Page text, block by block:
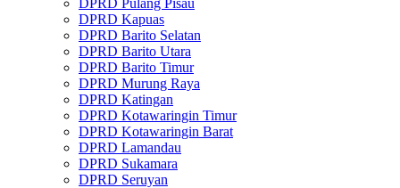
DPRD Pulang Pisau
DPRD Kapuas
DPRD Barito Selatan
DPRD Barito Utara
DPRD Barito Timur
DPRD Murung Raya
DPRD Katingan
DPRD Kotawaringin Timur
DPRD Kotawaringin Barat
DPRD Lamandau
DPRD Sukamara
DPRD Seruyan